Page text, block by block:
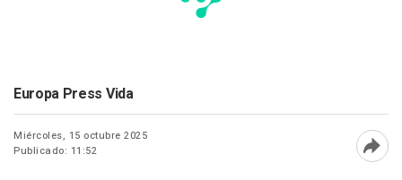
Europa Press Vida
Miércoles, 15 octubre 2025
Publicado: 11:52